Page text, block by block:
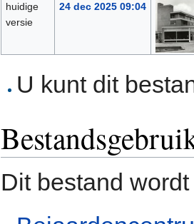
huidige
versie
24 dec 2025 09:04
U kunt dit
Dit bestand